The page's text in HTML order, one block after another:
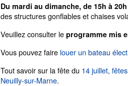
Du mardi au dimanche, de 15h à 20h
des structures gonflables et chaises
Veuillez consulter le programme mis
Vous pouvez faire louer un bateau
Tout savoir sur la fête du 14 juillet,
Neuilly-sur-Marne.